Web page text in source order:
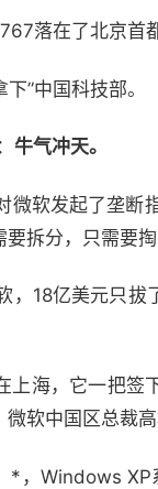
落在了北京首
”中国科技部。
牛气冲天。
微软发起了垄
拆分，只需要掏
，18亿美元只
上海，它一把签
软中国区总裁高
*，Windows